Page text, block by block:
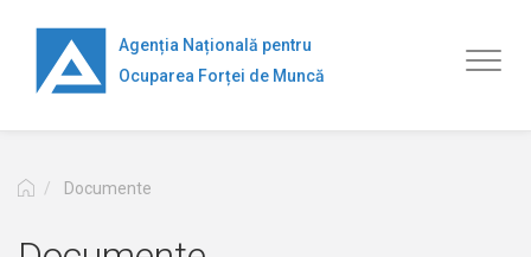
conţinutul
principal
Agenția Națională pentru
Ocuparea Forței de Muncă
Documente